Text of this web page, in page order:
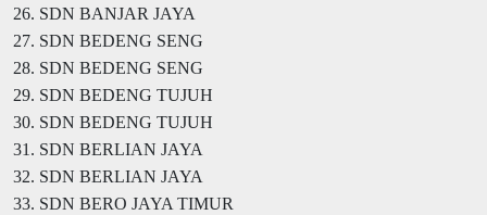
26. SDN BANJAR JAYA
27. SDN BEDENG SENG
28. SDN BEDENG SENG
29. SDN BEDENG TUJUH
30. SDN BEDENG TUJUH
31. SDN BERLIAN JAYA
32. SDN BERLIAN JAYA
33. SDN BERO JAYA TIMUR